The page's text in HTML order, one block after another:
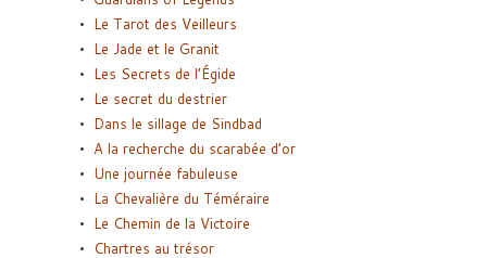
Le Tarot des Veilleurs
Le Jade et le Granit
Les Secrets de l’Égide
Le secret du destrier
Dans le sillage de Sindbad
A la recherche du scarabée d’or
Une journée fabuleuse
La Chevalière du Téméraire
Le Chemin de la Victoire
Chartres au trésor